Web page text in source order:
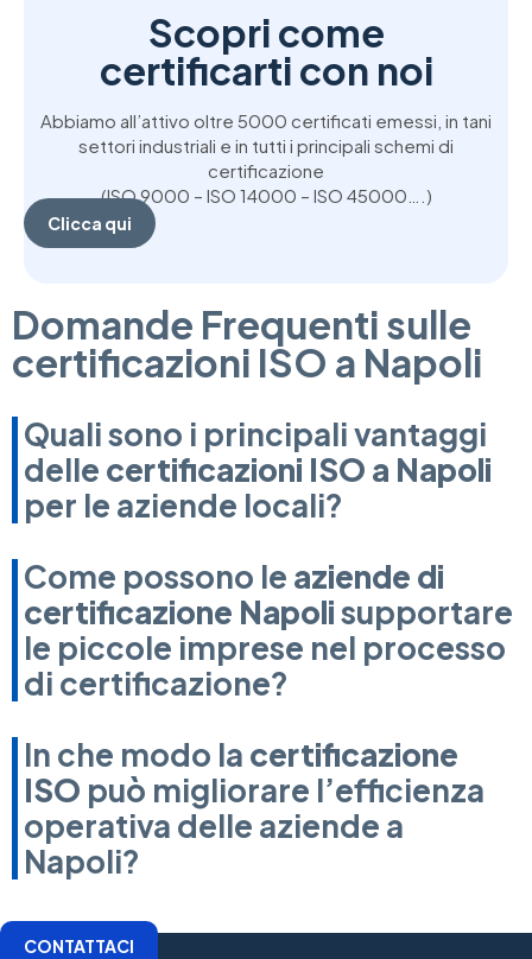
Scopri come
certificarti con noi
Abbiamo all’attivo oltre 5000 certificati emessi, in tani
settori industriali e in tutti i principali schemi di
certificazione
(ISO 9000 – ISO 14000 – ISO 45000….)
Clicca qui
Domande Frequenti sulle
certificazioni ISO a Napoli
Quali sono i principali vantaggi
delle certificazioni ISO a Napoli
per le aziende locali?
Come possono le aziende di
certificazione Napolisupportare
le piccole imprese nel processo
di certificazione?
In che modo la certificazione
ISO può migliorare l’efficienza
operativa delle aziende a
Napoli?
CONTATTACI